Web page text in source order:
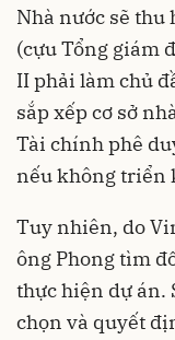
Nhà nước sẽ
(cựu Tổng giám
II phải làm chủ
sắp xếp cơ sở
Tài chính phê
nếu không triển
Tuy nhiên, do
ông Phong tìm
thực hiện dự án.
chọn và quyết